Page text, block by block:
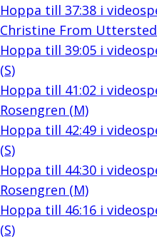
Hoppa till 37:38i
Christine From
Hoppa till 39:05i
(S)
Hoppa till 41:02 i
Rosengren (M)
Hoppa till 42:49i
(S)
Hoppa till 44:30i
Rosengren (M)
Hoppa till 46:16i
(S)